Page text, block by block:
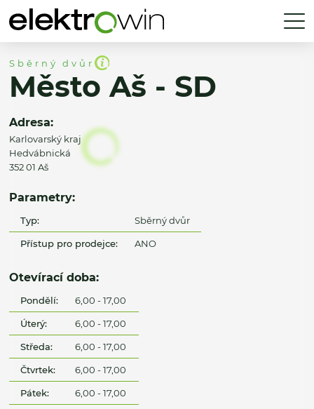
Sběrný dvůr
Město Aš - SD
Adresa:
Karlovarský kraj
Hedvábnická
352 01 Aš
Parametry:
Typ: Sběrný dvůr
Přístup pro prodejce: ANO
Otevírací doba:
Pondělí: 6,00 - 17,00
Úterý: 6,00 - 17,00
Středa: 6,00 - 17,00
Čtvrtek: 6,00 - 17,00
Pátek: 6,00 - 17,00